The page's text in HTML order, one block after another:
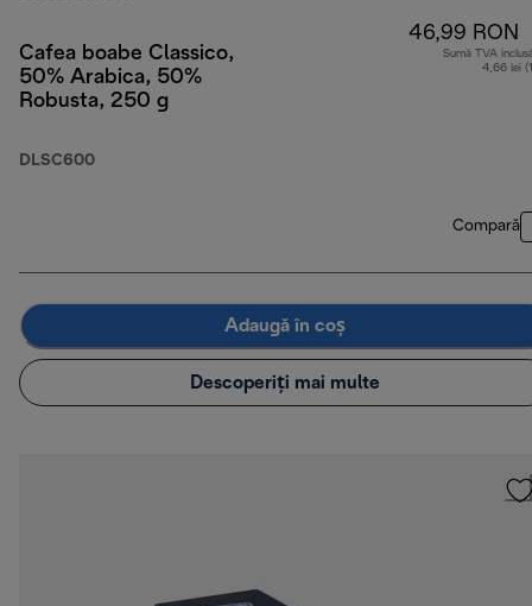
Cafea boabe Classico,
50% Arabica, 50%
Robusta, 250 g
DLSC600
46,99 RON
Sumă TVA
4,66 lei
Compară
Adaugă în coș
Descoperiți mai multe